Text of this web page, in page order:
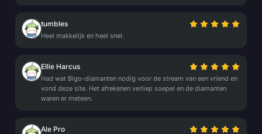
tumbles
Heel makkelijk en heel snel.
Ellie Harcus
Had wat Bigo-diamanten nodig voor de stream van een vriend en
vond deze site. Het afrekenen verliep soepel en de diamanten
waren er meteen.
Ale Pro